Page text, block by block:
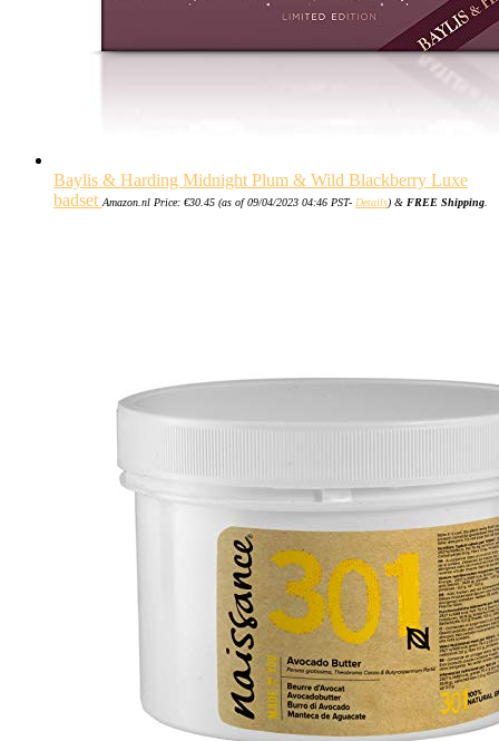
Baylis & Harding Midnight Plum & Wild Blackberry Luxe
badset Amazon.nl Price: €30.45 (as of 09/04/2023 04:46 PST- Details) & FREE Shipping